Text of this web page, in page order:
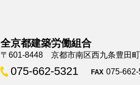
全京都建築労働組合
〒601-8448 京都市南区西九条豊田
075-662-5321 FAX 075-